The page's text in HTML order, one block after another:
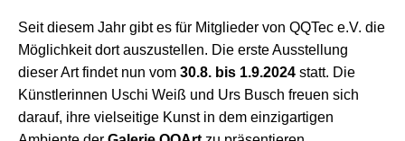
Seit diesem Jahr gibt es für Mitglieder von QQTec e.V. die
Möglichkeit dort auszustellen. Die erste Ausstellung
dieser Art findet nun vom 30.8. bis 1.9.2024 statt. Die
Künstlerinnen Uschi Weiß und Urs Busch freuen sich
darauf, ihre vielseitige Kunst in dem einzigartigen